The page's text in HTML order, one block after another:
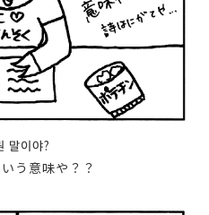
말이야?
う意味や？？